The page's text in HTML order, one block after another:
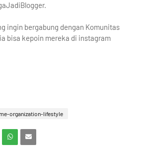
ingin bergabung dengan Komunitas
bisa kepoin mereka di instagram
organization-lifestyle